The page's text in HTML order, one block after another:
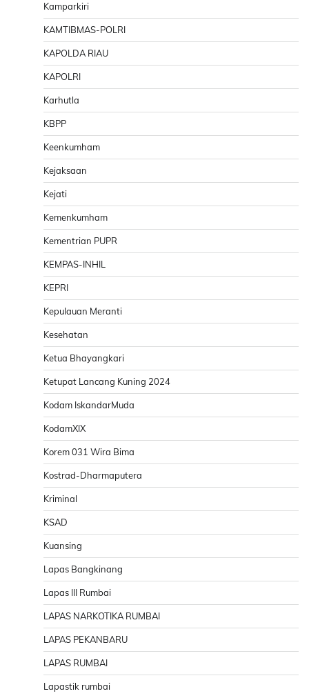
Kamparkiri
KAMTIBMAS-POLRI
KAPOLDA RIAU
KAPOLRI
Karhutla
KBPP
Keenkumham
Kejaksaan
Kejati
Kemenkumham
Kementrian PUPR
KEMPAS-INHIL
KEPRI
Kepulauan Meranti
Kesehatan
Ketua Bhayangkari
Ketupat Lancang Kuning 2024
Kodam IskandarMuda
KodamXIX
Korem 031 Wira Bima
Kostrad-Dharmaputera
Kriminal
KSAD
Kuansing
Lapas Bangkinang
Lapas III Rumbai
LAPAS NARKOTIKA RUMBAI
LAPAS PEKANBARU
LAPAS RUMBAI
Lapastik rumbai